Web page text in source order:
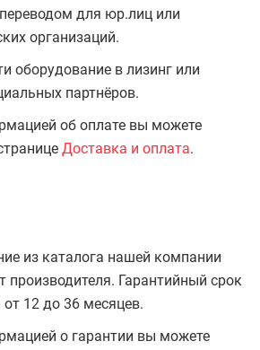
для юр.лиц или
организаций.
оборудование в лизинг или
партнёров.
об оплате вы можете
Доставка и оплата.
из каталога нашей компании
производителя. Гарантийный срок
12 до 36 месяцев.
о гарантии вы можете